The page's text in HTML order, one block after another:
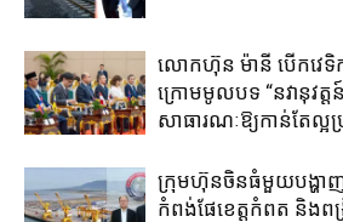
លោកហ៊ុន ម៉ានី ​បើកវេទិ
ក្រោម​មូលបទ “នវានុវត្ត
សាធារណៈ​ឱ្យ​កាន់​តែ​ល្អ​
ក្រុមហ៊ុនចិន​ធំមួយ​បង្ហាញ​
កំពង់ផែខេត្តកំពត​ និង​